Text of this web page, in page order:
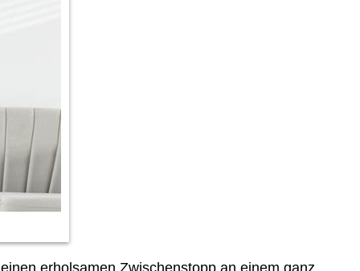
erholsamen Zwischenstopp an einem ganz